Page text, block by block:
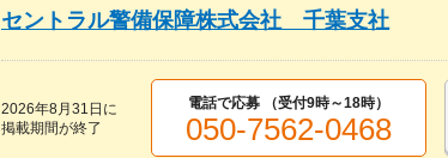
セントラル警備保障株式会社 千葉支社
2026年8月31日 に
掲載期間が終了
電話で応募 （受付9時～18時）
050-7562-0468